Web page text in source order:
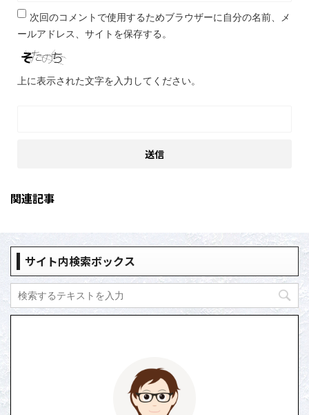
次回のコメントで使用するためブラウザーに自分の名前、メ
ールアドレス、サイトを保存する。
上に表示された文字を入力してください。
関連記事
サイト内検索ボックス